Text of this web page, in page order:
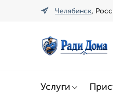
Челябинск,
Услуги